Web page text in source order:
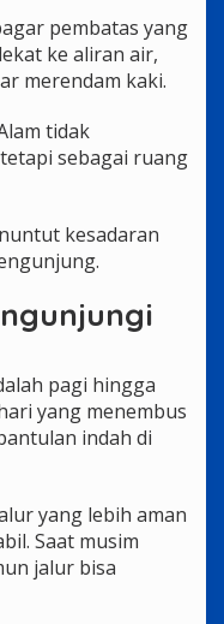
pembatas yang
ke aliran air,
merendam kaki.
tidak
sebagai ruang
kesadaran
pagi hingga
yang menembus
indah di
yang lebih aman
Saat musim
jalur bisa